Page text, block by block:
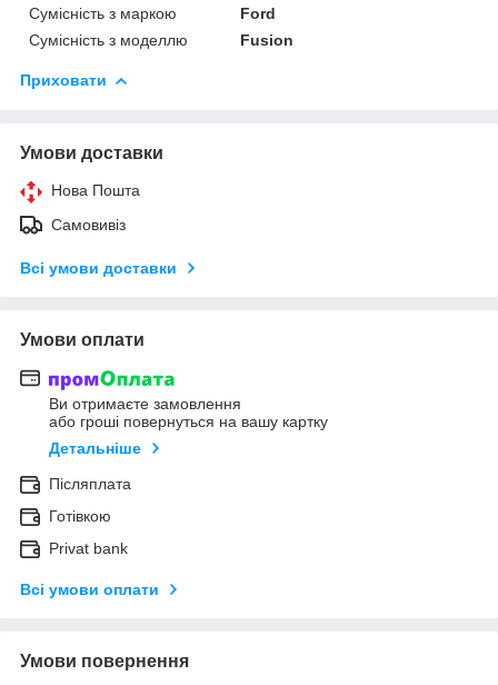
Сумісність з маркою
Ford
Сумісність з моделлю
Fusion
Приховати
Умови доставки
Нова Пошта
Самовивіз
Всі умови доставки
Умови оплати
Ви отримаєте замовлення
або гроші повернуться на вашу картку
Детальніше
Післяплата
Готівкою
Privat bank
Всі умови оплати
Умови повернення